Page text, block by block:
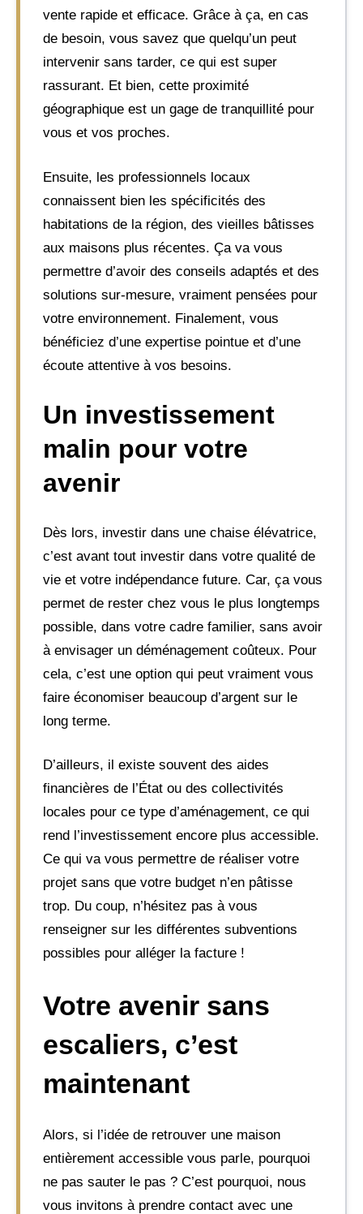
vente rapide et efficace. Grâce à ça, en cas
de besoin, vous savez que quelqu’un peut
intervenir sans tarder, ce qui est super
rassurant. Et bien, cette proximité
géographique est un gage de tranquillité pour
vous et vos proches.
Ensuite, les professionnels locaux
connaissent bien les spécificités des
habitations de la région, des vieilles bâtisses
aux maisons plus récentes. Ça va vous
permettre d’avoir des conseils adaptés et des
solutions sur-mesure, vraiment pensées pour
votre environnement. Finalement, vous
bénéficiez d’une expertise pointue et d’une
écoute attentive à vos besoins.
Un investissement
malin pour votre
avenir
Dès lors, investir dans une chaise élévatrice,
c’est avant tout investir dans votre qualité de
vie et votre indépendance future. Car, ça vous
permet de rester chez vous le plus longtemps
possible, dans votre cadre familier, sans avoir
à envisager un déménagement coûteux. Pour
cela, c’est une option qui peut vraiment vous
faire économiser beaucoup d’argent sur le
long terme.
D’ailleurs, il existe souvent des aides
financières de l’État ou des collectivités
locales pour ce type d’aménagement, ce qui
rend l’investissement encore plus accessible.
Ce qui va vous permettre de réaliser votre
projet sans que votre budget n’en pâtisse
trop. Du coup, n’hésitez pas à vous
renseigner sur les différentes subventions
possibles pour alléger la facture !
Votre avenir sans
escaliers, c’est
maintenant
Alors, si l’idée de retrouver une maison
entièrement accessible vous parle, pourquoi
ne pas sauter le pas ? C’est pourquoi, nous
vous invitons à prendre contact avec une